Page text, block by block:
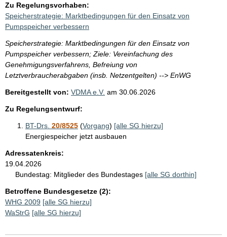
i
s
s
e
p
o
S
t
e
Zu Regelungsvorhaben:
Speicherstrategie: Marktbedingungen für den Einsatz von
Pumpspeicher verbessern
Speicherstrategie: Marktbedingungen für den Einsatz von
Pumpspeicher verbessern; Ziele: Vereinfachung des
Genehmigungsverfahrens, Befreiung von
Letztverbraucherabgaben (insb. Netzentgelten) --> EnWG
Bereitgestellt von: VDMA e.V. am 30.06.2026
Zu Regelungsentwurf:
BT-Drs. 20/8525 (Vorgang) [alle SG hierzu]
Energiespeicher jetzt ausbauen
Adressatenkreis:
19.04.2026
Bundestag: Mitglieder des Bundestages [alle SG dorthin]
Betroffene Bundesgesetze (2):
WHG 2009 [alle SG hierzu]
WaStrG [alle SG hierzu]